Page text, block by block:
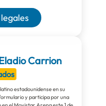
Carrion
estadounidense en su
y participa por una